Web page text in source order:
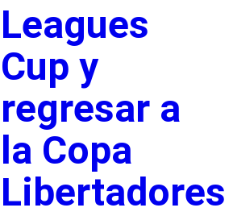
Leagues
Cup y
regresar a
la Copa
Libertadores